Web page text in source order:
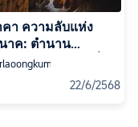
คา ความลับแห่ง
าค: ตำนาน
และความงามที่
22/6/2568